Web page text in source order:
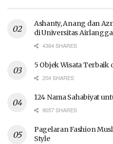
Ashanty, Anang dan
di Universitas Airlangga
4364 SHARES
5 Objek Wisata Terbaik
204 SHARES
124 Nama Sahabiyat
9057 SHARES
Pagelaran Fashion
Style